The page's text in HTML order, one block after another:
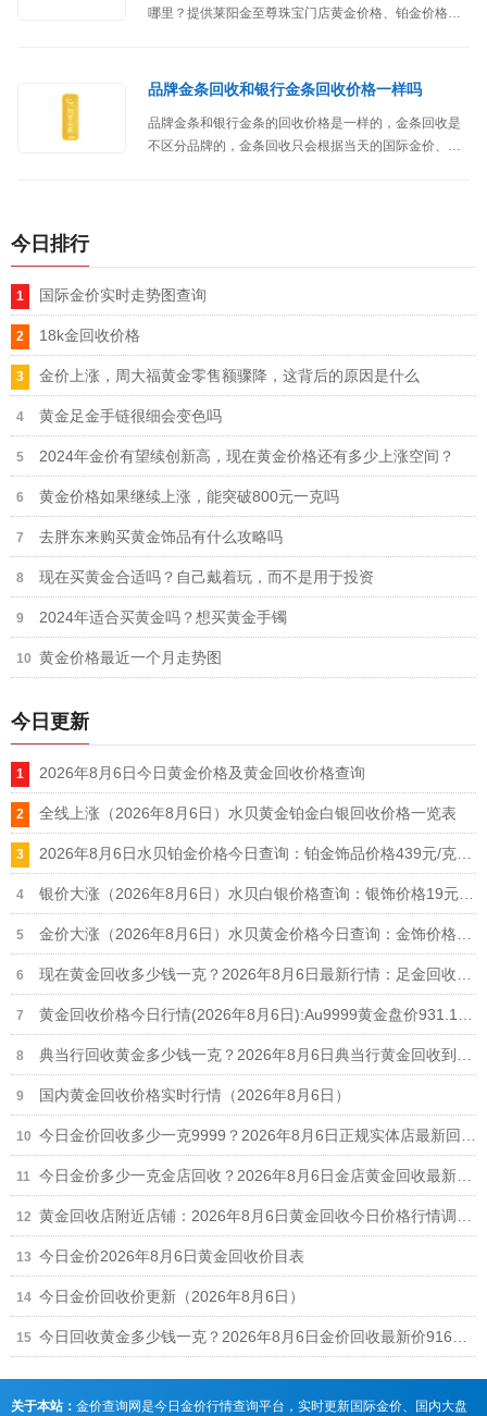
哪里？提供莱阳金至尊珠宝门店黄金价格、铂金价格、
品牌金条回收和银行金条回收价格一样吗
品牌金条和银行金条的回收价格是一样的，金条回收是
不区分品牌的，金条回收只会根据当天的国际金价、重
今日排行
国际金价实时走势图查询
18k金回收价格
金价上涨，周大福黄金零售额骤降，这背后的原因是什么
黄金足金手链很细会变色吗
2024年金价有望续创新高，现在黄金价格还有多少上涨空间？
黄金价格如果继续上涨，能突破800元一克吗
去胖东来购买黄金饰品有什么攻略吗
现在买黄金合适吗？自己戴着玩，而不是用于投资
2024年适合买黄金吗？想买黄金手镯
黄金价格最近一个月走势图
今日更新
2026年8月6日今日黄金价格及黄金回收价格查询
全线上涨（2026年8月6日）水贝黄金铂金白银回收价格一览表
国内黄金回收价格实时行情（2026年8月6日）
今日金价2026年8月6日黄金回收价目表
今日金价回收价更新（2026年8月6日）
关于本站： 金价查询网是今日金价行情查询平台，实时更新国际金价、国内大盘